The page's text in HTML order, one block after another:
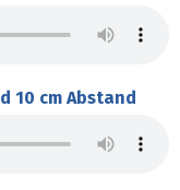
10 cm Abstand